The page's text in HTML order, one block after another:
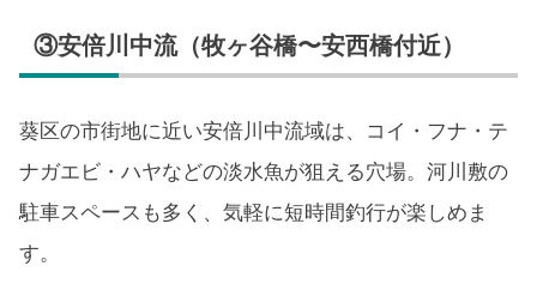
③安倍川中流（牧ヶ谷橋〜安西橋付近）
葵区の市街地に近い安倍川中流域は、コイ・フナ・テ
ナガエビ・ハヤなどの淡水魚が狙える穴場。河川敷の
駐車スペースも多く、気軽に短時間釣行が楽しめま
す。